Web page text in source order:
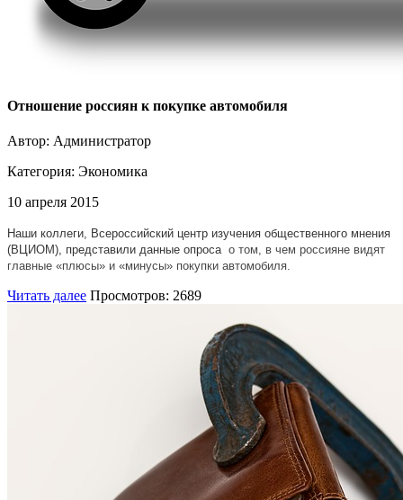
Отношение россиян к покупке автомобиля
Автор: Администратор
Категория: Экономика
10 апреля 2015
Наши коллеги, Всероссийский центр изучения общественного мнения
(ВЦИОМ), представили данные опроса о том, в чем россияне видят
главные «плюсы» и «минусы» покупки автомобиля.
Читать далее Просмотров: 2689